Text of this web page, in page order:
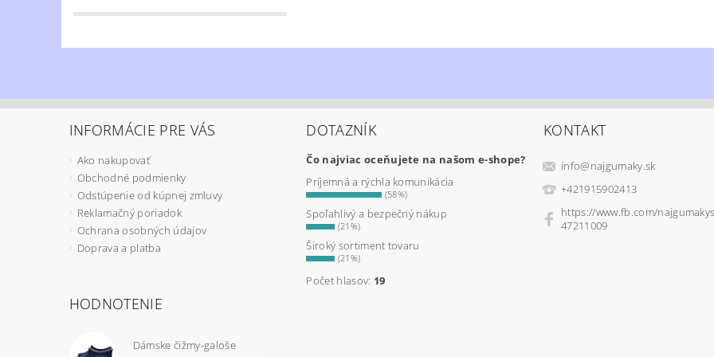
INFORMÁCIE PRE VÁS
Ako nakupovať
Obchodné podmienky
Odstúpenie od kúpnej zmluvy
Reklamačný poriadok
Ochrana osobných údajov
Doprava a platba
DOTAZNÍK
Čo najviac oceňujete na našom e-shope?
Príjemná a rýchla komunikácia
(58%)
Spoľahlivý a bezpečný nákup
(21%)
Široký sortiment tovaru
(21%)
Počet hlasov: 19
KONTAKT
info@najgumaky.sk
+421915902413
https://www.fb.com/
47211009
HODNOTENIE
Dámske čižmy-galoše